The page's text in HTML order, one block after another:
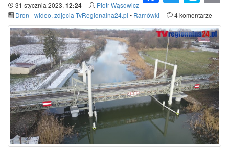
31 stycznia 2023, 12:24
Piotr Wąsowicz
Dron - wideo, zdjęcia TvRegionalna24.pl • Ramówki 4 komentarze